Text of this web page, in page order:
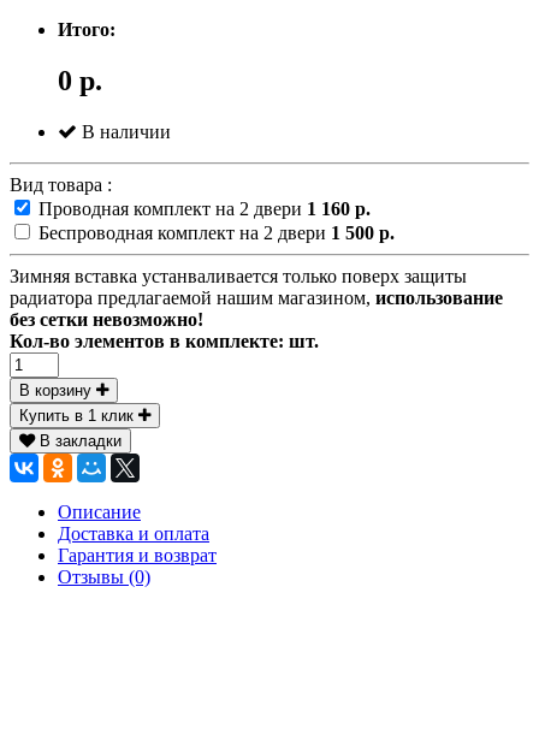
Итого:
0 р.
В наличии
Вид товара :
Проводная комплект на 2 двери 1 160 р.
Беспроводная комплект на 2 двери 1 500 р.
Зимняя вставка устанваливается только поверх защиты
радиатора предлагаемой нашим магазином, использование
без сетки невозможно!
Кол-во элементов в комплекте: шт.
В корзину
Купить в 1 клик
В закладки
Описание
Доставка и оплата
Гарантия и возврат
Отзывы (0)